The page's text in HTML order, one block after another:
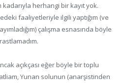
herhangi bir kayıt yok.
faaliyetleriyle ilgili yaptığım (ve
çalışma esnasında böyle
açıkçası eğer böyle bir toplu
Yunan solunun (anarşistinden